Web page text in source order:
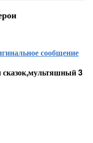
сообщение
сказок,мультяшный 3